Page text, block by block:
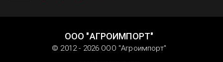
ООО "АГРОИМПОРТ"
© 2012 - 2026 ООО "Агроимпорт"